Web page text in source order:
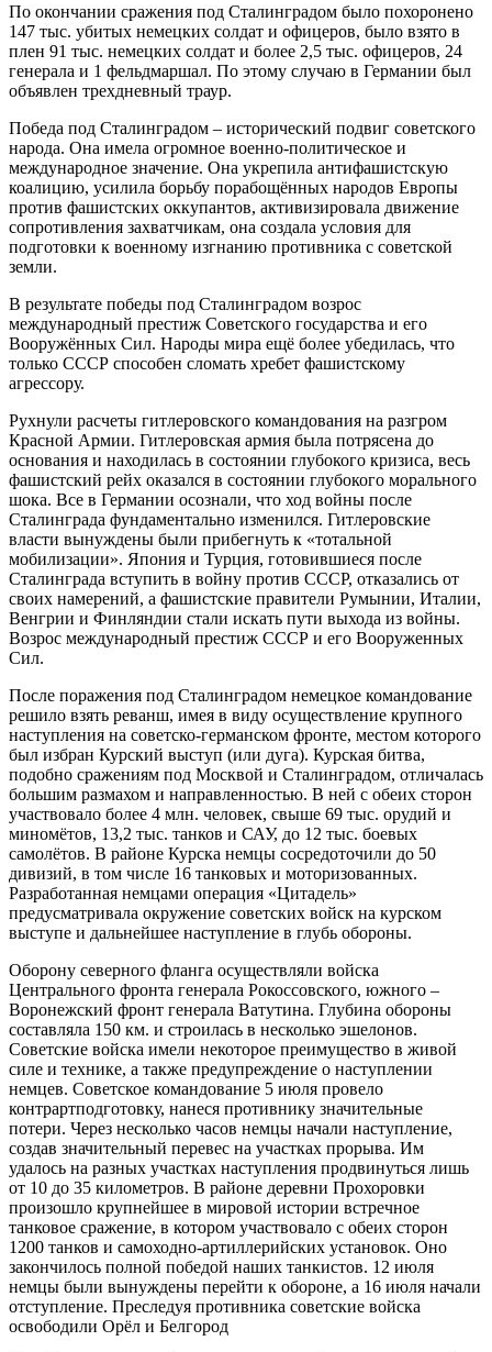
По окончании сражения под Сталинградом было похоронено
147 тыс. убитых немецких солдат и офицеров, было взято в
плен 91 тыс. немецких солдат и более 2,5 тыс. офицеров, 24
генерала и 1 фельдмаршал. По этому случаю в Германии был
объявлен трехдневный траур.
Победа под Сталинградом – исторический подвиг советского
народа. Она имела огромное военно-политическое и
международное значение. Она укрепила антифашистскую
коалицию, усилила борьбу порабощённых народов Европы
против фашистских оккупантов, активизировала движение
сопротивления захватчикам, она создала условия для
подготовки к военному изгнанию противника с советской
земли.
В результате победы под Сталинградом возрос
международный престиж Советского государства и его
Вооружённых Сил. Народы мира ещё более убедилась, что
только СССР способен сломать хребет фашистскому
агрессору.
Рухнули расчеты гитлеровского командования на разгром
Красной Армии. Гитлеровская армия была потрясена до
основания и находилась в состоянии глубокого кризиса, весь
фашистский рейх оказался в состоянии глубокого морального
шока. Все в Германии осознали, что ход войны после
Сталинграда фундаментально изменился. Гитлеровские
власти вынуждены были прибегнуть к «тотальной
мобилизации». Япония и Турция, готовившиеся после
Сталинграда вступить в войну против СССР, отказались от
своих намерений, а фашистские правители Румынии, Италии,
Венгрии и Финляндии стали искать пути выхода из войны.
Возрос международный престиж СССР и его Вооруженных
Сил.
После поражения под Сталинградом немецкое командование
решило взять реванш, имея в виду осуществление крупного
наступления на советско-германском фронте, местом которого
был избран Курский выступ (или дуга). Курская битва,
подобно сражениям под Москвой и Сталинградом, отличалась
большим размахом и направленностью. В ней с обеих сторон
участвовало более 4 млн. человек, свыше 69 тыс. орудий и
миномётов, 13,2 тыс. танков и САУ, до 12 тыс. боевых
самолётов. В районе Курска немцы сосредоточили до 50
дивизий, в том числе 16 танковых и моторизованных.
Разработанная немцами операция «Цитадель»
предусматривала окружение советских войск на курском
выступе и дальнейшее наступление в глубь обороны.
Оборону северного фланга осуществляли войска
Центрального фронта генерала Рокоссовского, южного –
Воронежский фронт генерала Ватутина. Глубина обороны
составляла 150 км. и строилась в несколько эшелонов.
Советские войска имели некоторое преимущество в живой
силе и технике, а также предупреждение о наступлении
немцев. Советское командование 5 июля провело
контрартподготовку, нанеся противнику значительные
потери. Через несколько часов немцы начали наступление,
создав значительный перевес на участках прорыва. Им
удалось на разных участках наступления продвинуться лишь
от 10 до 35 километров. В районе деревни Прохоровки
произошло крупнейшее в мировой истории встречное
танковое сражение, в котором участвовало с обеих сторон
1200 танков и самоходно-артиллерийских установок. Оно
закончилось полной победой наших танкистов. 12 июля
немцы были вынуждены перейти к обороне, а 16 июля начали
отступление. Преследуя противника советские войска
освободили Орёл и Белгород